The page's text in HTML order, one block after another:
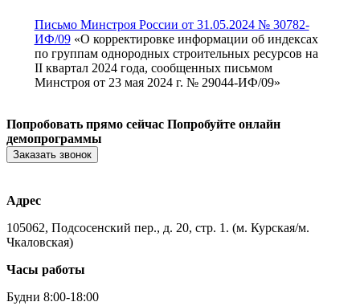
Письмо Минстроя России от 31.05.2024 № 30782-
ИФ/09«О корректировке информации об индексах
по группам однородных строительных ресурсов на
II квартал 2024 года, сообщенных письмом
Минстроя от 23 мая 2024 г. № 29044-ИФ/09»
Попробовать прямо сейчас Попробуйте онлайн
демопрограммы
Заказать звонок
Адрес
105062, Подсосенский пер., д. 20, стр. 1. (м. Курская/м.
Чкаловская)
Часы работы
Будни 8:00-18:00